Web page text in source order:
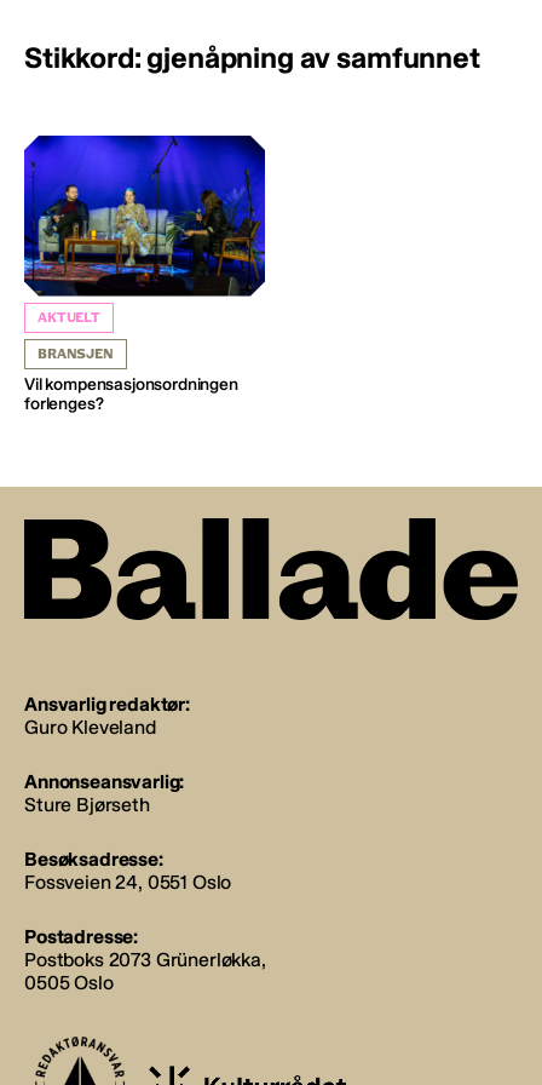
Stikkord: gjenåpning av samfunnet
AKTUELT
BRANSJEN
Vil kompensasjonsordningen
forlenges?
Ansvarlig redaktør:
Guro Kleveland
Annonseansvarlig:
Sture Bjørseth
Besøksadresse:
Fossveien 24, 0551 Oslo
Postadresse:
Postboks 2073 Grünerløkka,
0505 Oslo